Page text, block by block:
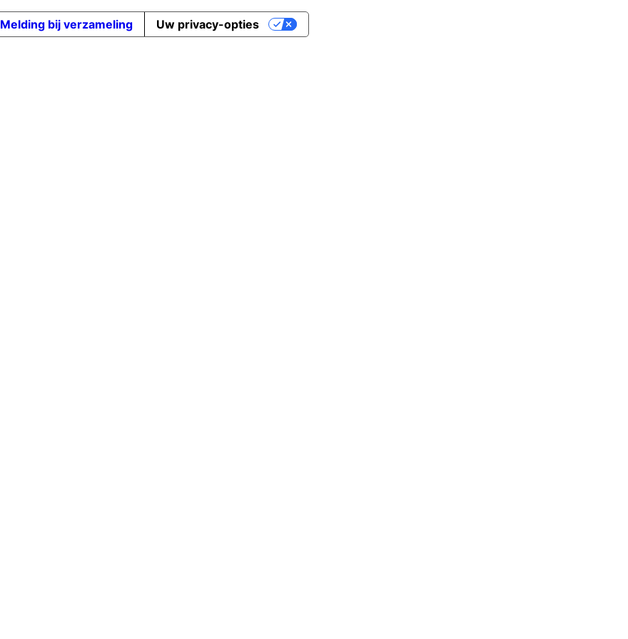
Melding bij verzameling Uw privacy-opties